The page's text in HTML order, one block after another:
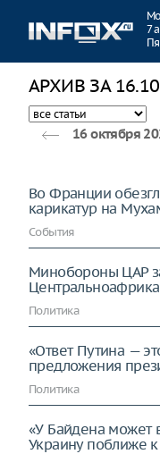
7
АРХИВ ЗА
16 октября
Во Франции
карикатур на
События
Минобороны ЦАР
Политика
«Ответ Путина —
предложения
Политика
«У Байдена может
Украину поближе